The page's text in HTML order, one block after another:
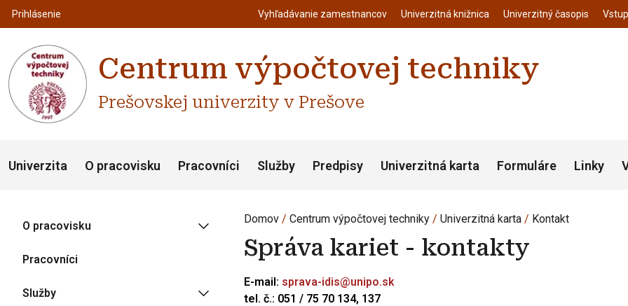
Skočiť na hlavný obsah
Používateľské menu
Prihlásenie Top menu
Vyhľadávanie zamestnancov Univerzitná knižnica Univerzitný časopis
Centrum výpočtovej techniky
Prešovskej univerzity v Prešove
Univerzita O pracovisku Pracovníci Služby Predpisy Univerzitná karta Formuláre Linky
Domov Centrum výpočtovej techniky Univerzitná karta Kontakt
Správa kariet - kontakty
E-mail: sprava-idis@unipo.sk
tel. č.: 051 / 75 70 134, 137
O pracovisku
Pracovníci
Služby